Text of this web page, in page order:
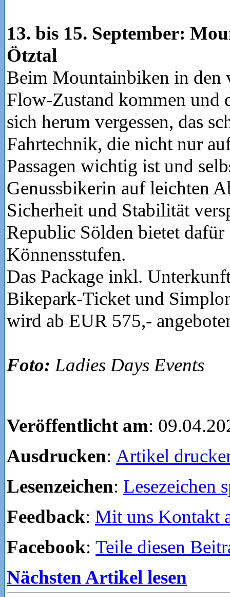
13. bis 15. September:
Ötztal
Beim Mountainbiken in den
Flow-Zustand kommen und
sich herum vergessen, das
Fahrtechnik, die nicht nur
Passagen wichtig ist und
Genussbikerin auf leichten
Sicherheit und Stabilität
Republic Sölden bietet
Könnensstufen.
Das Package inkl.
Bikepark-Ticket und
wird ab EUR 575,-
Foto: Ladies Days Events
Veröffentlicht am:
Ausdrucken: Artikel
Lesenzeichen: Lesezeichen
Feedback: Mit uns Kontakt
Facebook: Teile diesen
Nächsten Artikel lesen